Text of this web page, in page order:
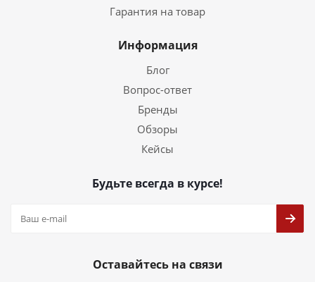
Гарантия на товар
Информация
Блог
Вопрос-ответ
Бренды
Обзоры
Кейсы
Будьте всегда в курсе!
Оставайтесь на связи